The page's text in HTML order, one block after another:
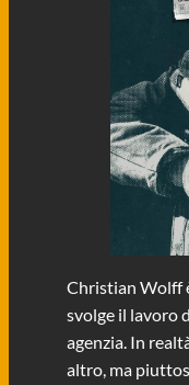
Christian Wolff
svolge il lavoro
agenzia. In
altro, ma